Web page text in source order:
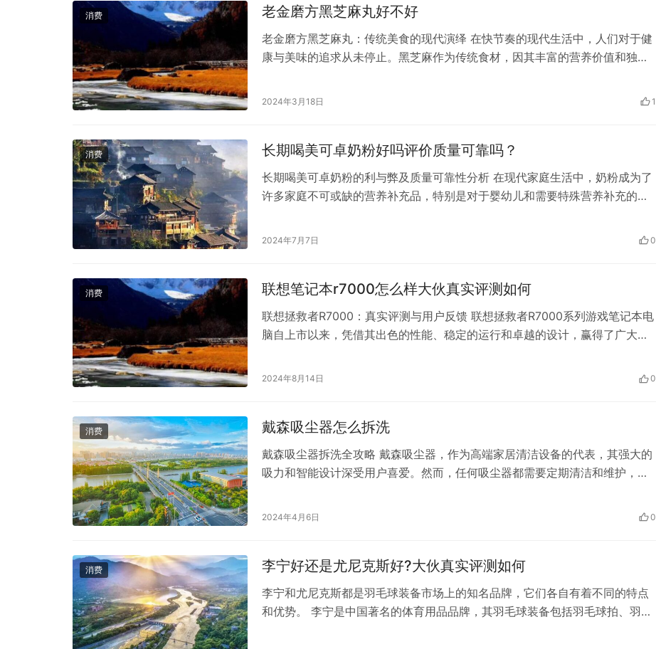
消费 老金磨方黑芝麻丸好不好
老金磨方黑芝麻丸：传统美食的现代演绎 在快节奏的现代生活中，人们对于健
康与美味的追求从未停止。黑芝麻作为传统食材，因其丰富的营养价值和独特
绎，凭借其独特的制作工艺和优质的原料，赢得了广大消费者的喜爱。 一、传
2024年3月18日 1
消费 长期喝美可卓奶粉好吗评价质量可靠吗？
长期喝美可卓奶粉的利与弊及质量可靠性分析 在现代家庭生活中，奶粉成为了
许多家庭不可或缺的营养补充品，特别是对于婴幼儿和需要特殊营养补充的成
赢得了不少消费者的青睐。那么，长期喝美可卓奶粉真的好吗？其质量是否可
2024年7月7日 0
消费 联想笔记本r7000怎么样大伙真实评测如何
联想拯救者R7000：真实评测与用户反馈 联想拯救者R7000系列游戏笔记本电
脑自上市以来，凭借其出色的性能、稳定的运行和卓越的设计，赢得了广大游
款备受关注的笔记本。 核心配置：性能强劲，应对自如 联想拯救者R7000搭
2024年8月14日 0
消费 戴森吸尘器怎么拆洗
戴森吸尘器拆洗全攻略 戴森吸尘器，作为高端家居清洁设备的代表，其强大的
吸力和智能设计深受用户喜爱。然而，任何吸尘器都需要定期清洁和维护，以
成清洁工作。 一、准备工作 在拆洗戴森吸尘器之前，请确保您已准备好以下工
2024年4月6日 0
消费 李宁好还是尤尼克斯好?大伙真实评测如何
李宁和尤尼克斯都是羽毛球装备市场上的知名品牌，它们各自有着不同的特点
和优势。 李宁是中国著名的体育用品品牌，其羽毛球装备包括羽毛球拍、羽毛